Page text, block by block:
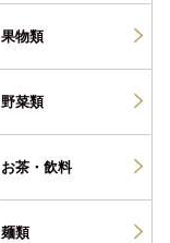
果物類
野菜類
お茶・ 飲料
麺類